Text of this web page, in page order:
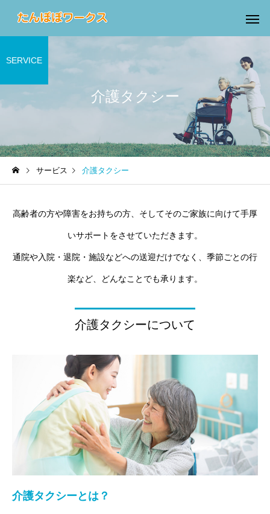
介護タクシー 生活支援サ
介護タクシー
SERVICE
サービス 介護タクシー
高齢者の方や障害をお持ちの方、そしてそのご家族に向けて手厚
いサポートをさせていただきます。
通院や入院・退院・施設などへの送迎だけでなく、季節ごとの行
楽など、どんなことでも承ります。
介護タクシーについて
介護タクシーとは？